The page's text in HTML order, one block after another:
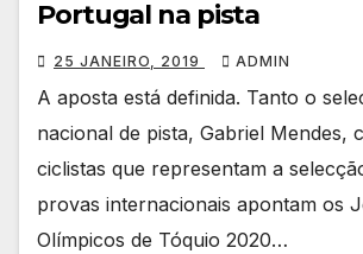
Portugal na pista
25 JANEIRO, 2019 ADMIN
A aposta está definida. Tanto o
nacional de pista, Gabriel Mendes,
ciclistas que representam a
provas internacionais apontam os
Olímpicos de Tóquio 2020…